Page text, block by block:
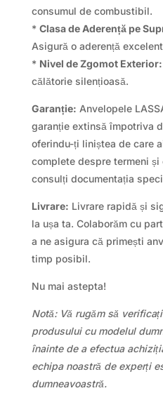
consumul de combustibil.
* Clasa de Aderență pe
Asigură o aderență
* Nivel de Zgomot Exterior:
călătorie silențioasă.
Garanție: Anvelopele
garanție extinsă împotriva
oferindu-ți liniștea de care
complete despre termeni
consulți documentația
Livrare: Livrare rapidă și
la ușa ta. Colaborăm cu
a ne asigura că primești
timp posibil.
Nu mai astepta!
Notă: Vă rugăm să
produsului cu modelul
înainte de a efectua
echipa noastră de experți
dumneavoastră.